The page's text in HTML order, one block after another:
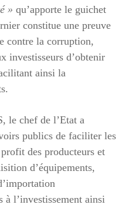
» qu’apporte le guichet
constitue une preuve
contre la corruption,
investisseurs d’obtenir
ainsi la
le chef de l’Etat a
publics de faciliter les
des producteurs et
d’équipements,
à l’investissement ainsi